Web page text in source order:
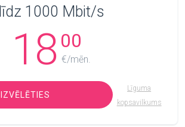
līdz 1000 Mbit/s
18 00
€/mēn.
IZVĒLĒTIES
Līguma
kopsavilkums